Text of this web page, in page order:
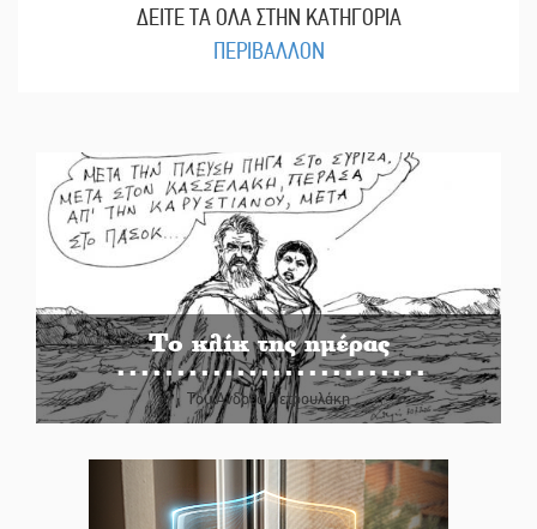
ΔΕΙΤΕ ΤΑ ΟΛΑ ΣΤΗΝ ΚΑΤΗΓΟΡΙΑ
ΠΕΡΙΒΑΛΛΟΝ
Το κλίκ της ημέρας
Του Ανδρέα Πετρουλάκη